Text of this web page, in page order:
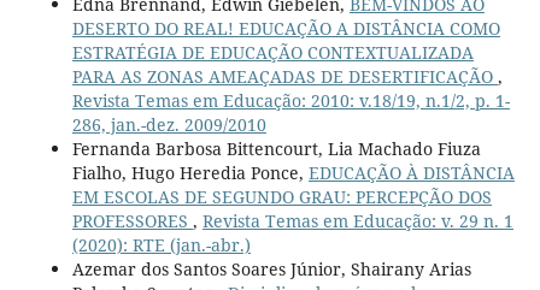
Edna Brennand, Edwin Giebelen, BEM-VINDOS AO
DESERTO DO REAL! EDUCAÇÃO A DISTÂNCIA COMO
ESTRATÉGIA DE EDUCAÇÃO CONTEXTUALIZADA
PARA AS ZONAS AMEAÇADAS DE DESERTIFICAÇÃO ,
Revista Temas em Educação: 2010: v.18/19, n.1/2, p. 1-
286, jan.-dez. 2009/2010
Fernanda Barbosa Bittencourt, Lia Machado Fiuza
Fialho, Hugo Heredia Ponce, EDUCAÇÃO À DISTÂNCIA
EM ESCOLAS DE SEGUNDO GRAU: PERCEPÇÃO DOS
PROFESSORES , Revista Temas em Educação: v. 29 n. 1
(2020): RTE (jan.-abr.)
Azemar dos Santos Soares Júnior, Shairany Arias